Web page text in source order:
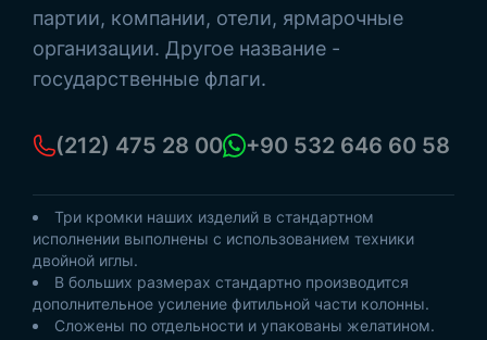
партии, компании, отели, ярмарочные
организации. Другое название -
государственные флаги.
(212) 475 28 00 +90 532 646 60 58
Три кромки наших изделий в стандартном
исполнении выполнены с использованием техники
двойной иглы.
В больших размерах стандартно производится
дополнительное усиление фитильной части колонны.
Сложены по отдельности и упакованы желатином.